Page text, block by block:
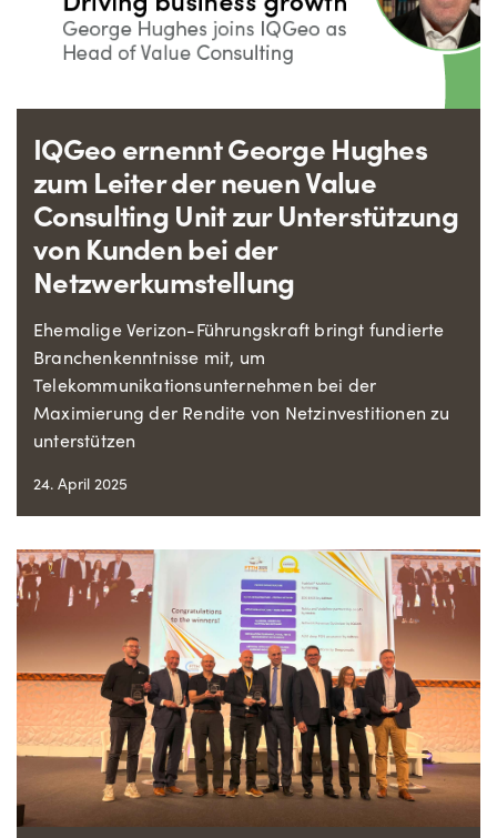
IQGeo ernennt George Hughes
zum Leiter der neuen Value
Consulting Unit zur Unterstützung
von Kunden bei der
Netzwerkumstellung
Ehemalige Verizon-Führungskraft bringt fundierte
Branchenkenntnisse mit, um
Telekommunikationsunternehmen bei der
Maximierung der Rendite von Netzinvestitionen zu
unterstützen
24. April 2025